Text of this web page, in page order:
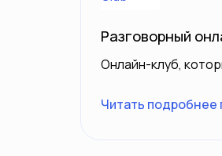
Разговорный
Онлайн-клуб,
Читать подробнее